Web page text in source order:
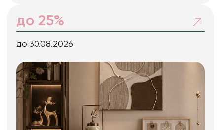
до 25%
до 30.08.2026